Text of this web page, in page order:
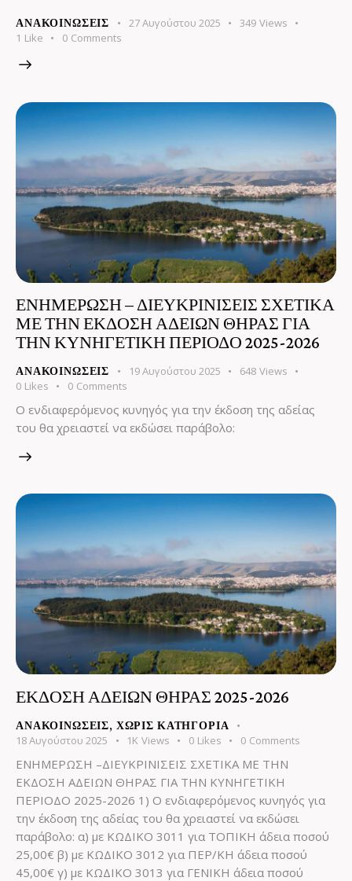
ΑΝΑΚΟΙΝΏΣΕΙΣ 27 Αυγούστου 2025 349 Views
1 Like 0 Comments
ΕΝΗΜΕΡΩΣΗ – ΔΙΕΥΚΡΙΝΙΣΕΙΣ ΣΧΕΤΙΚΑ
ΜΕ ΤΗΝ ΕΚΔΟΣΗ ΑΔΕΙΩΝ ΘΗΡΑΣ ΓΙΑ
ΤΗΝ ΚΥΝΗΓΕΤΙΚΗ ΠΕΡΙΟΔΟ 2025-2026
ΑΝΑΚΟΙΝΏΣΕΙΣ 19 Αυγούστου 2025 648 Views
0 Likes 0 Comments
Ο ενδιαφερόμενος κυνηγός για την έκδοση της αδείας
του θα χρειαστεί να εκδώσει παράβολο:
ΕΚΔΟΣΗ ΑΔΕΙΩΝ ΘΗΡΑΣ 2025-2026
ΑΝΑΚΟΙΝΏΣΕΙΣ, ΧΩΡΊΣ ΚΑΤΗΓΟΡΊΑ
18 Αυγούστου 2025 1K Views 0 Likes 0 Comments
ΕΝΗΜΕΡΩΣΗ –ΔΙΕΥΚΡΙΝΙΣΕΙΣ ΣΧΕΤΙΚΑ ΜΕ ΤΗΝ
ΕΚΔΟΣΗ ΑΔΕΙΩΝ ΘΗΡΑΣ ΓΙΑ ΤΗΝ ΚΥΝΗΓΕΤΙΚΗ
ΠΕΡΙΟΔΟ 2025-2026 1) Ο ενδιαφερόμενος κυνηγός για
την έκδοση της αδείας του θα χρειαστεί να εκδώσει
παράβολο: α) με ΚΩΔΙΚΟ 3011 για ΤΟΠΙΚΗ άδεια ποσού
25,00€ β) με ΚΩΔΙΚΟ 3012 για ΠΕΡ/ΚΗ άδεια ποσού
45,00€ γ) με ΚΩΔΙΚΟ 3013 για ΓΕΝΙΚΗ άδεια ποσού